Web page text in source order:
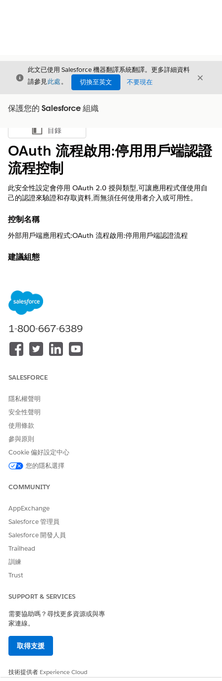
結束
此文已使用 Salesforce 機器翻譯系統翻譯。更多詳細資料
請參見此處。 切換至英文 不要現在 結束
保護您的 Salesforce 組織
顯示目錄
目錄
OAuth 流程啟用:停用用戶端認證
流程控制
此安全性設定會停用 OAuth 2.0 授與類型,可讓應用程式僅使用自
己的認證來驗證和存取資料,而無須任何使用者介入或可用性。
控制名稱
外部用戶端應用程式:OAuth 流程啟用:停用用戶端認證流程
建議組態
控制概觀
此安全性設定會停用 OAuth 2.0 授與類型,可讓應用程式僅使用自
未設定安全性風險
啟用此流程時,單一用戶端認證集的入侵會授與攻擊者在高權限層級
取權,並使用此密碼透過永不到的背景流程,以程式設計的方式篩選敏
感記錄。
估計 CVSS 分數範圍
高 (7.0–8.9)。
風險影響考量事項
即使個別使用者密碼變更或帳戶停用,存取權仍會保持啟用。
風險愈高時機
如果已授與相關聯的整合使用者管理權限,或能夠在多個物件之間修
改所有資料。
低度風險時機
如果公司針對特定整合強制執行嚴格的 IP 位址篩選,並使用憑證來
業務與整合考量事項
停用此流程會立即中斷任何不支援使用者驅動授權流程的自動後端
整合、排程資料同步化或伺服器端應用程式。
建議的補救措施
1-800-667-6389
SALESFORCE
隱私權聲明
安全性聲明
使用條款
參與原則
Cookie 偏好設定中心
您的隱私選擇
COMMUNITY
AppExchange
Salesforce 管理員
Salesforce 開發人員
Trailhead
訓練
Trust
SUPPORT & SERVICES
需要協助嗎？尋找更多資源或與專
家連線。
取得支援
技術提供者 Experience Cloud